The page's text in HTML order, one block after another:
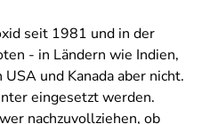
seit 1981 und in der
- in Ländern wie Indien,
und Kanada aber nicht.
eingesetzt werden.
nachzuvollziehen, ob